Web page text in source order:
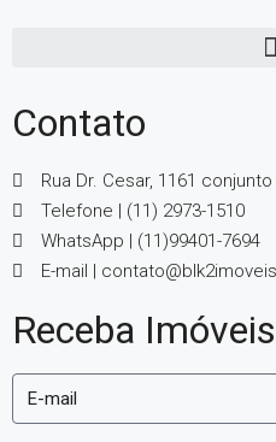
Contato
Rua Dr. Cesar, 1161 conjunto
Telefone | (11) 2973-1510
WhatsApp | (11)99401-7694
E-mail |
Receba